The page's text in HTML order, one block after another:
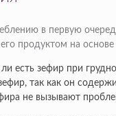
в первую
продуктом на
есть зефир при
так как он
не вызывают